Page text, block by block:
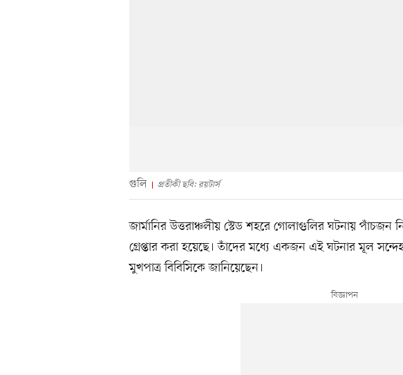
গুলি প্রতীকী ছবি: রয়টার্স
জার্মানির উত্তরাঞ্চলীয় স্টেড শহরে গোলাগুলির ঘটনায়
গ্রেপ্তার করা হয়েছে। তাঁদের মধ্যে একজন এই ঘটনার মূল
মুখপাত্র বিবিসিকে জানিয়েছেন।